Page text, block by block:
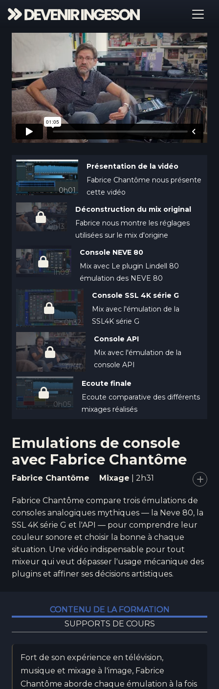
0h01
Présentation de la vidéo
Fabrice Chantôme nous présente
cette vidéo
0h13
Déconstruction du mix original
Fabrice nous montre les réglages
utilisées sur le mix d'origine
1h09
Console NEVE 80
Mix avec Le plugin Lindell 80
émulation des NEVE 80
0h32
Console SSL 4K série G
Mix avec l'émulation de la
SSL4K série G
0h30
Console API
Mix avec l'émulation de la
console API
0h05
Ecoute finale
Ecoute comparative des différents
mixages réalisés
Emulations de console
avec Fabrice Chantôme
Fabrice Chantôme Mixage | 2h31
Fabrice Chantôme compare trois émulations de
consoles analogiques mythiques — la Neve 80, la
SSL 4K série G et l'API — pour comprendre leur
couleur sonore et choisir la bonne à chaque
situation. Une vidéo indispensable pour tout
mixeur qui veut dépasser l'usage mécanique des
plugins et affiner ses décisions artistiques.
CONTENU DE LA FORMATION
SUPPORTS DE COURS
Fort de son expérience en télévision,
musique et mixage à l'image, Fabrice
Chantôme aborde chaque émulation à la fois